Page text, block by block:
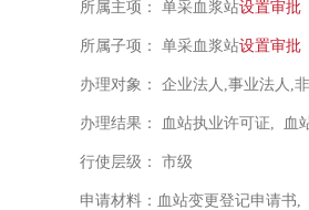
所属主项： 单采血浆站设置审批
所属子项： 单采血浆站设置审批
办理对象： 企业法人,事业法人,
办理结果： 血站执业许可证, 血
行使层级： 市级
申请材料：血站变更登记申请书